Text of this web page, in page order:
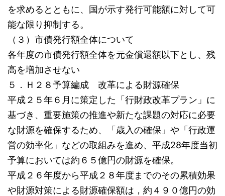
を求めるとともに、国が示す発行可能額に対して可
能な限り抑制する。
（３）市債発行額全体について
各年度の市債発行額全体を元金償還額以下とし、残
高を増加させない
５．Ｈ２８予算編成 改革による財源確保
平成２５年６月に策定した「行財政改革プラン」に
基づき、重要施策の推進や新たな課題の対応に必要
な財源を確保するため、「歳入の確保」や「行政運
営の効率化」などの取組みを進め、平成28年度当初
予算においては約６５億円の財源を確保。
平成２６年度から平成２８年度までのその累積効果
や財源対策による財源確保額は，約４９０億円の効